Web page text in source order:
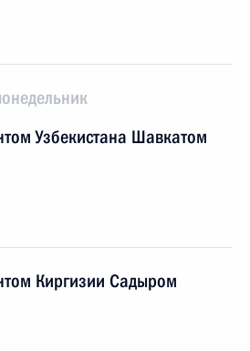
Узбекистана Шавкатом
Киргизии Садыром